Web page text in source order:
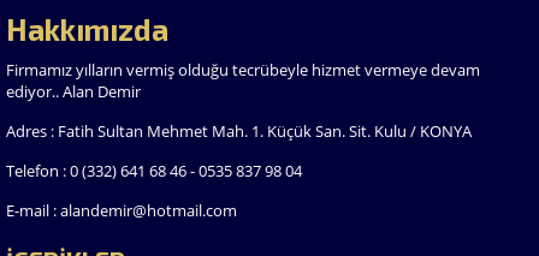
Hakkımızda
Firmamız yılların vermiş olduğu tecrübeyle hizmet vermeye devam
ediyor.. Alan Demir
Adres : Fatih Sultan Mehmet Mah. 1. Küçük San. Sit. Kulu / KONYA
Telefon : 0 (332) 641 68 46 - 0535 837 98 04
E-mail : alandemir@hotmail.com